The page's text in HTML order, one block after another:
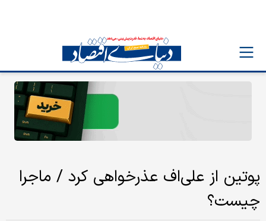
پوتین از علی‌اف عذرخواهی کرد / ماجرا
چیست؟